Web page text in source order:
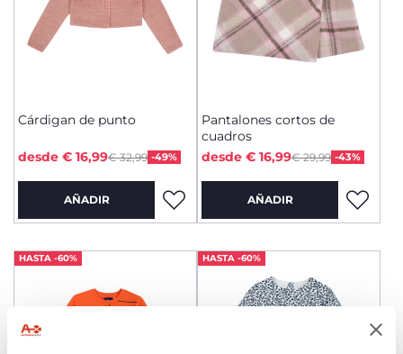
Cárdigan de punto
Price reduced from
€ 32,99 -49%
to
desde € 16,99
AÑADIR
Pantalones cortos de
cuadros
Price reduced from
€ 29,99 -43%
to
desde € 16,99
AÑADIR
HASTA -60% HASTA -60%